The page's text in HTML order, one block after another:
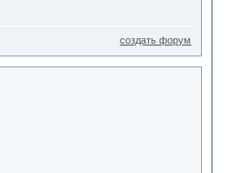
создать форум